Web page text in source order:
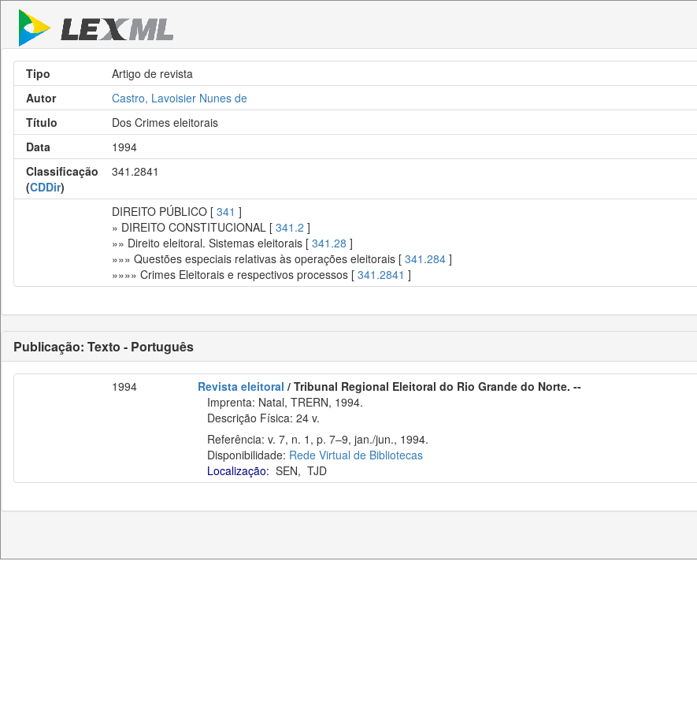
Tipo
Artigo de revista
Autor
Castro, Lavoisier Nunes de
Título
Dos Crimes eleitorais
Data
1994
Classificação
(CDDir)
341.2841
DIREITO PÚBLICO [ 341 ]
» DIREITO CONSTITUCIONAL [ 341.2 ]
»» Direito eleitoral. Sistemas eleitorais [ 341.28 ]
»»» Questões especiais relativas às operações eleitorais [ 341.284 ]
»»»» Crimes Eleitorais e respectivos processos [ 341.2841 ]
Publicação: Texto - Português
1994 Revista eleitoral / Tribunal Regional Eleitoral do Rio Grande do Norte. --
Imprenta: Natal, TRERN, 1994.
Descrição Física: 24 v.
Referência: v. 7, n. 1, p. 7–9, jan./jun., 1994.
Disponibilidade: Rede Virtual de Bibliotecas
Localização: SEN, TJD